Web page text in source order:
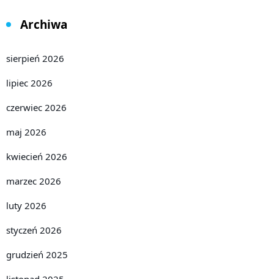
Archiwa
sierpień 2026
lipiec 2026
czerwiec 2026
maj 2026
kwiecień 2026
marzec 2026
luty 2026
styczeń 2026
grudzień 2025